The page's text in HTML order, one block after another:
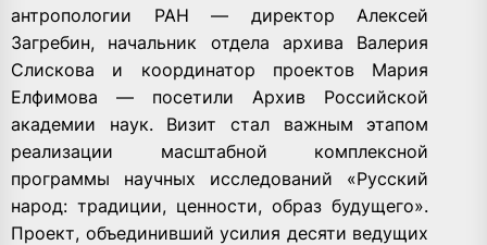
антропологии РАН — директор Алексей
Загребин, начальник отдела архива Валерия
Слискова и координатор проектов Мария
Елфимова — посетили Архив Российской
академии наук. Визит стал важным этапом
реализации масштабной комплексной
программы научных исследований «Русский
народ: традиции, ценности, образ будущего».
Проект, объединивший усилия десяти ведущих